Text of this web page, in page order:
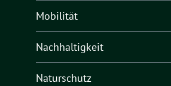
Mobilität
Nachhaltigkeit
Naturschutz